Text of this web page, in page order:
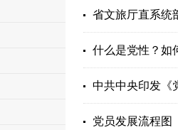
省文旅厅直系统
什么是党性？如
中共中央印发《
党员发展流程图